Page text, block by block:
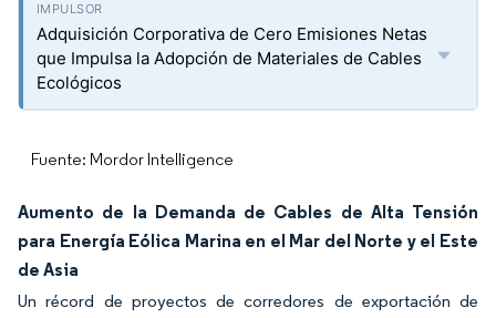
Adquisición Corporativa de Cero Emisiones Netas
que Impulsa la Adopción de Materiales de Cables
Ecológicos
Fuente: Mordor Intelligence
Aumento de la Demanda de Cables de Alta Tensión
para Energía Eólica Marina en el Mar del Norte y el Este
de Asia
Un récord de proyectos de corredores de exportación de